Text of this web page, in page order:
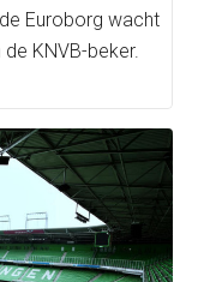
Euroborg wacht
KNVB-beker.